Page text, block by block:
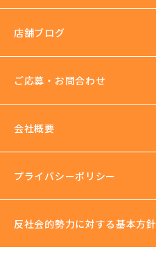
スタッフ研修
セクハラ根絶
店舗ブログ
ご応募・お問合わせ
会社概要
プライバシーポリシー
反社会的勢力に対する基本方針